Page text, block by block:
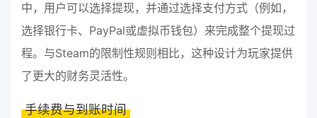
中，用户可以选择提现，并通过选择支付方式（例如，
选择银行卡、PayPal或虚拟币钱包）来完成整个提现过
程。与Steam的限制性规则相比，这种设计为玩家提供
了更大的财务灵活性。
手续费与到账时间